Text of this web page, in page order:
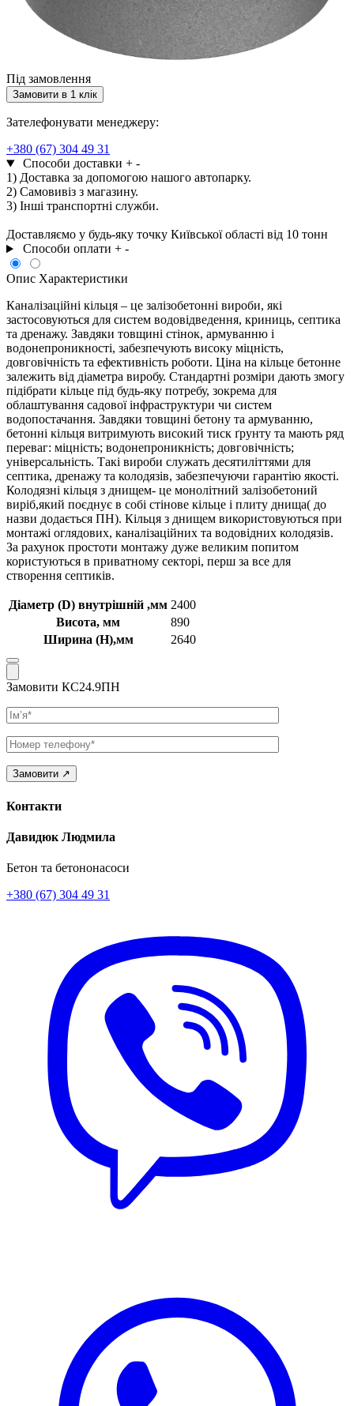
Під замовлення
Замовити в 1 клік
Зателефонувати менеджеру:
+380 (67) 304 49 31
Способи доставки + -
1) Доставка за допомогою нашого автопарку.
2) Самовивіз з магазину.
3) Інші транспортні служби.
Доставляємо у будь-яку точку Київської області від 10 тонн
Способи оплати + -
Опис Характеристики
Каналізаційні кільця – це залізобетонні вироби, які
застосовуються для систем водовідведення, криниць, септика
та дренажу. Завдяки товщині стінок, армуванню і
водонепроникності, забезпечують високу міцність,
довговічність та ефективність роботи. Ціна на кільце бетонне
залежить від діаметра виробу. Стандартні розміри дають змогу
підібрати кільце під будь-яку потребу, зокрема для
облаштування садової інфраструктури чи систем
водопостачання. Завдяки товщині бетону та армуванню,
бетонні кільця витримують високий тиск ґрунту та мають ряд
переваг: міцність; водонепроникність; довговічність;
універсальність. Такі вироби служать десятиліттями для
септика, дренажу та колодязів, забезпечуючи гарантію якості.
Колодязні кільця з днищем- це монолітний залізобетоний
виріб,який поєднує в собі стінове кільце і плиту днища( до
назви додається ПН). Кільця з днищем використовуються при
монтажі оглядових, каналізаційних та водовідних колодязів.
За рахунок простоти монтажу дуже великим попитом
користуються в приватному секторі, перш за все для
створення септиків.
Діаметр (D) внутрішній ,мм 2400
Висота, мм
890
Ширина (Н),мм
2640
Замовити КС24.9ПН
Ім’я
Телефон
Контакти
Давидюк Людмила
Бетон та бетононасоси
+380 (67) 304 49 31